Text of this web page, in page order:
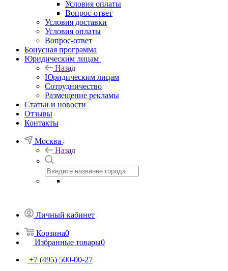
Условия оплаты
Вопрос-ответ
Условия доставки
Условия оплаты
Вопрос-ответ
Бонусная программа
Юридическим лицам
Назад
Юридическим лицам
Сотрудничество
Размещение рекламы
Статьи и новости
Отзывы
Контакты
Москва
Назад
Личный кабинет
Корзина0
Избранные товары0
+7 (495) 500-00-27